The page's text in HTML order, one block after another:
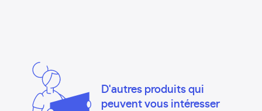
D'autres produits qui
peuvent vous intéresser